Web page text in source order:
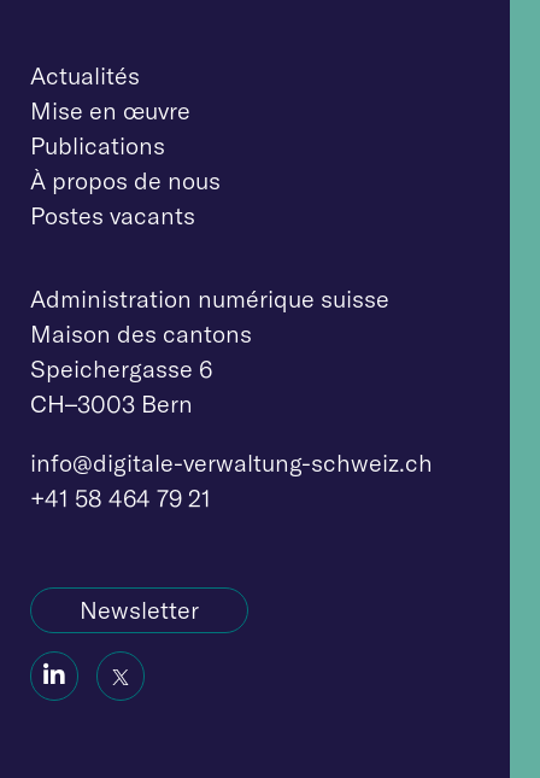
Actualités
Mise en œuvre
Publications
À propos de nous
Postes vacants
Administration numérique suisse
Maison des cantons
Speichergasse 6
CH–3003 Bern
info@digitale-verwaltung-schweiz.ch
+41 58 464 79 21
Newsletter
Social Social